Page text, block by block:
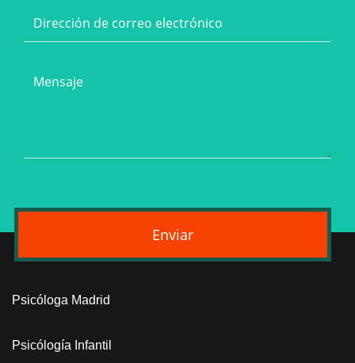
Enviar
Psicóloga Madrid
Psicólogía Infantil